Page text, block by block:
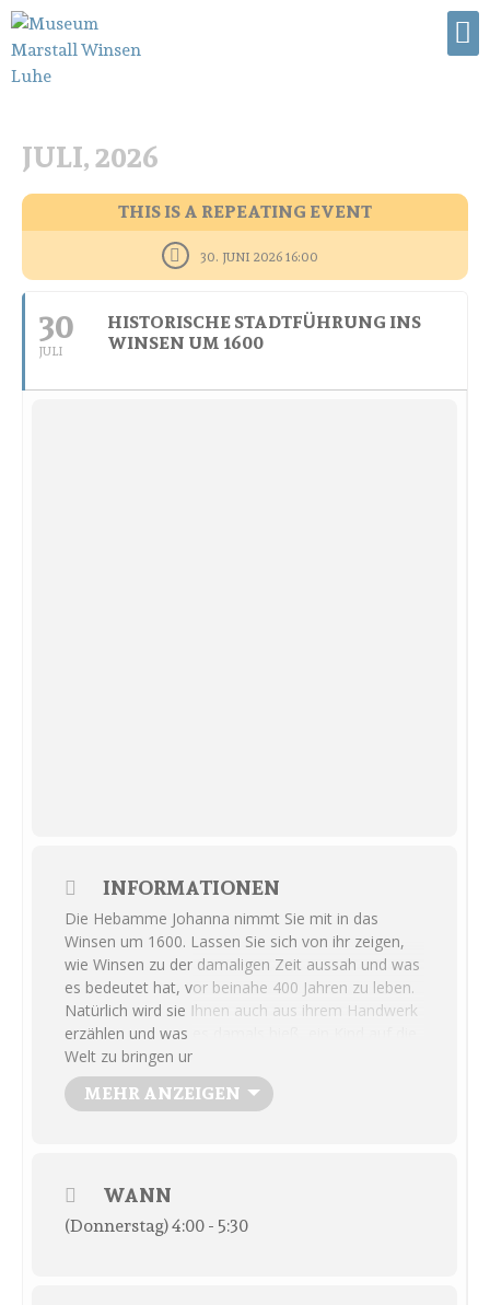
JULI, 2026
THIS IS A REPEATING EVENT
30. JUNI 2026 16:00
30
JULI
HISTORISCHE STADTFÜHRUNG INS
WINSEN UM 1600
INFORMATIONEN
Die Hebamme Johanna nimmt Sie mit in das
Winsen um 1600. Lassen Sie sich von ihr zeigen,
wie Winsen zu der damaligen Zeit aussah und was
es bedeutet hat, vor beinahe 400 Jahren zu leben.
Natürlich wird sie Ihnen auch aus ihrem Handwerk
erzählen und was es damals hieß, ein Kind auf die
Welt zu bringen und als Hebamme zu helfen. Nach
der etwa einstündigen Tour werden Sie Winsen mit
neuen Augen sehen.Die Führung kostet 6 € für
können im Vorverkauf an der Museumskasse
erworben werden.
MEHR ANZEIGEN
WANN
(Donnerstag) 4:00 - 5:30